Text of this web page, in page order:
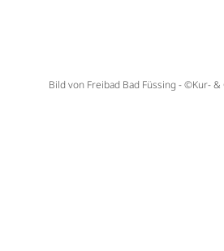
Bild von Freibad Bad Füssing - ©Kur-